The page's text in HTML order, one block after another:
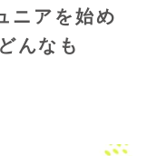
ニアを始め
んなも